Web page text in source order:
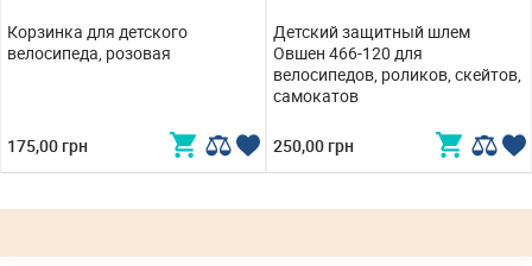
Корзинка для детского
велосипеда, розовая
175,00 грн
Детский защитный шлем
Овшен 466-120 для
велосипедов, роликов, скейтов,
самокатов
250,00 грн